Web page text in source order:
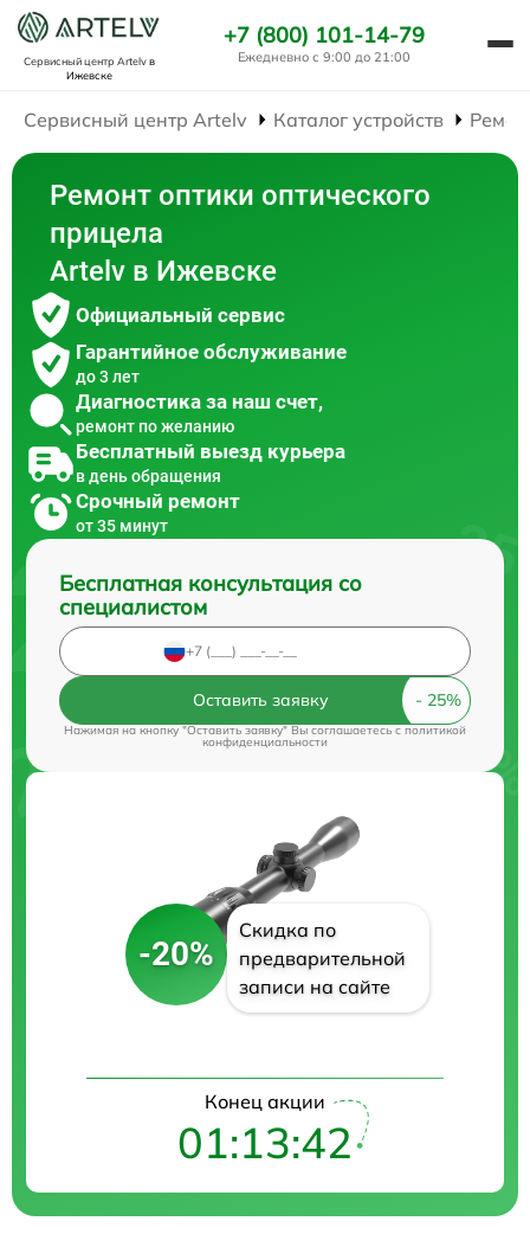
Сервисный центр Artelvв
Ижевске
+7 (800) 101-14-79
Ежедневно с 9:00 до 21:00
Сервисный центр Artelv Каталог устройств
Ремонт оптики оптического
прицела
Artelv в Ижевске
Официальный сервис
Гарантийное обслуживание
до 3 лет
Диагностика за наш счет,
ремонт по желанию
Бесплатный выезд курьера
в день обращения
Срочный ремонт
от 35 минут
Бесплатная консультация со
специалистом
Оставить заявку
Нажимая на кнопку "Оставить заявку" Вы соглашаетесь cполитикой
конфиденциальности
-20%
Скидка по
предварительной
записи на сайте
Конец акции
01:13:41